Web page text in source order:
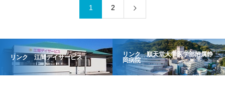
1 2
リンク 江間デイサービス
リンク 順天堂大学医学部附属静
岡病院